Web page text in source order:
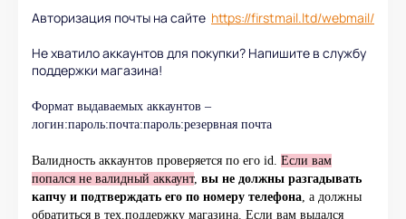
Авторизация почты на сайте https://firstmail.ltd/webmail/
Не хватило аккаунтов для покупки? Напишите в службу
поддержки магазина!
Формат выдаваемых аккаунтов –
логин:пароль:почта:пароль:резервная почта
Валидность аккаунтов проверяется по его id.
Если вам
попался не валидный аккаунт, вы не должны разгадывать
капчу и подтверждать его по номеру телефона , а должны
обратиться в тех.поддержку магазина. Если вам выдался